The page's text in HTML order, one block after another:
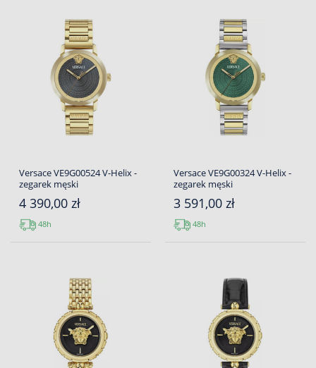
Versace VE9G00524 V-Helix -
zegarek męski
4 390,00 zł
48h
Versace VE9G00324 V-Helix -
zegarek męski
3 591,00 zł
48h